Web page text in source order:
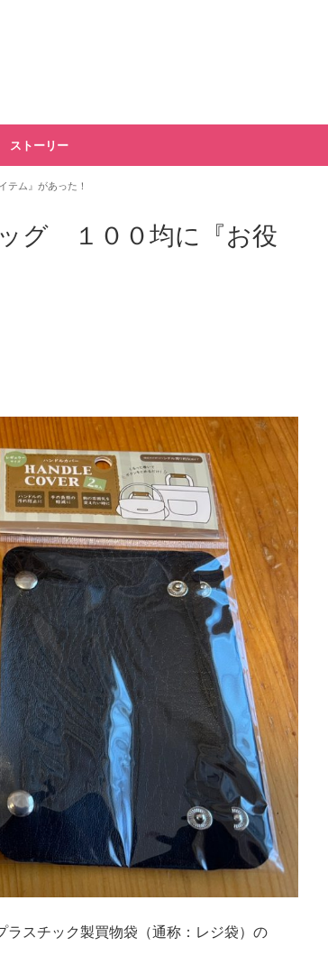
ストーリー
ム』があった！
グ １００均に『お役
ラスチック製買物袋（通称：レジ袋）の